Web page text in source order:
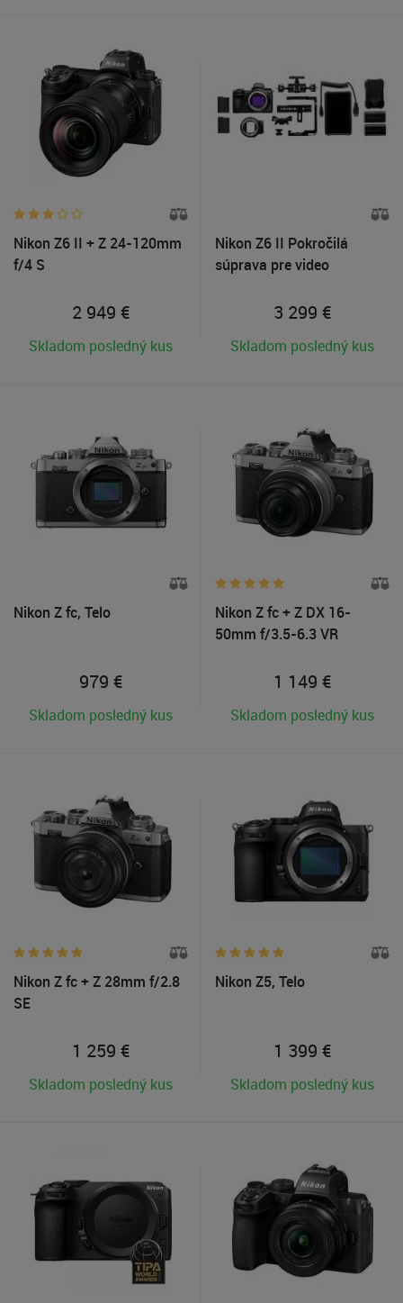
Nikon Z6 II + Z 24-120mm
f/4 S
2 949 €
Skladom posledný kus
Nikon Z6 II Pokročilá
súprava pre video
3 299 €
Skladom posledný kus
Nikon Z fc, Telo
979 €
Skladom posledný kus
Nikon Z fc + Z DX 16-
50mm f/3.5-6.3 VR
1 149 €
Skladom posledný kus
Nikon Z fc + Z 28mm f/2.8
SE
1 259 €
Skladom posledný kus
Nikon Z5, Telo
1 399 €
Skladom posledný kus